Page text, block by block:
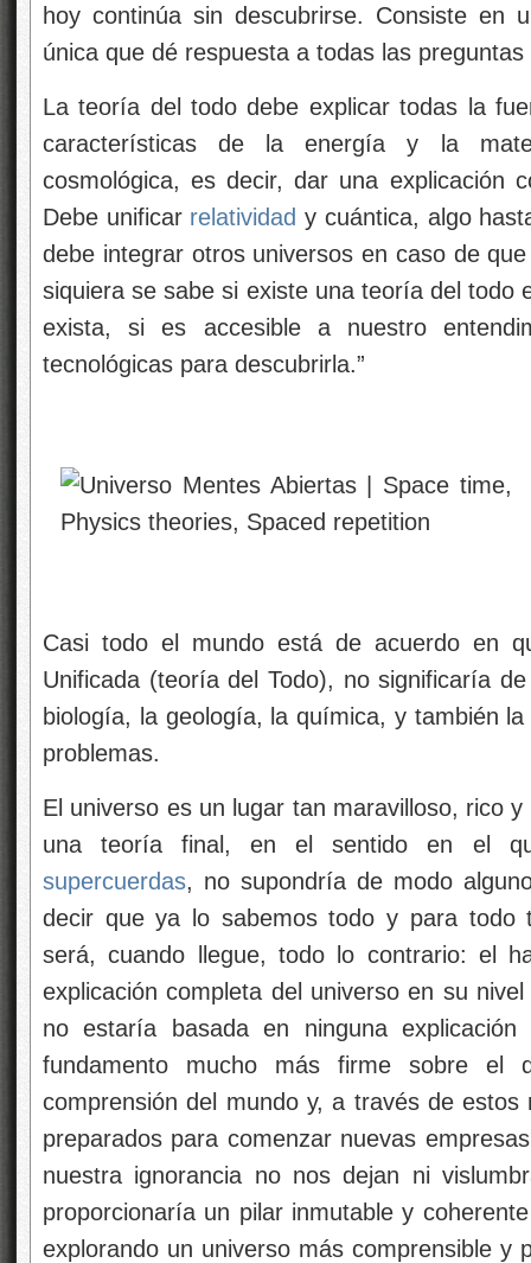
hoy continúa sin descubrirse. Consiste en
única que dé respuesta a todas las
La teoría del todo debe explicar todas la
características de la energía y la
cosmológica, es decir, dar una explicación
Debe unificar relatividad y cuántica, algo
debe integrar otros universos en caso de
siquiera se sabe si existe una teoría del todo
exista, si es accesible a nuestro
tecnológicas para descubrirla.”
Casi todo el mundo está de acuerdo en
Unificada (teoría del Todo), no significaría
biología, la geología, la química, y también
problemas.
El universo es un lugar tan maravilloso, rico
una teoría final, en el sentido en el
supercuerdas, no supondría de modo
decir que ya lo sabemos todo y para todo
será, cuando llegue, todo lo contrario: el
explicación completa del universo en su
no estaría basada en ninguna
fundamento mucho más firme sobre el
comprensión del mundo y, a través de
preparados para comenzar nuevas
nuestra ignorancia no nos dejan ni
proporcionaría un pilar inmutable y
explorando un universo más comprensible y